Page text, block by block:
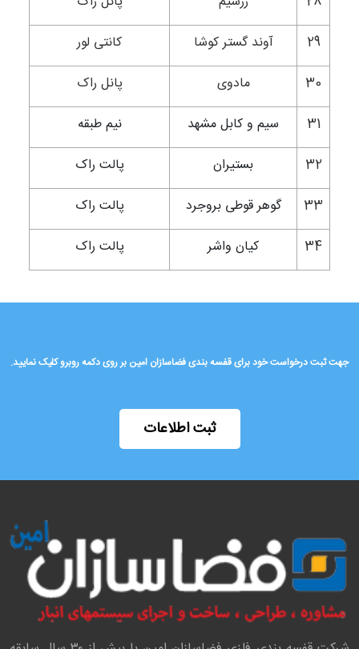
کانتی لور
آوند گستر کوشا
29
پانل راک
مادوی
30
نیم طبقه
سیم و کابل مشهد
31
پالت راک
بستیران
32
پالت راک
گوهر قوطی بروجرد
33
پالت راک
کیان واشر 34
جهت ثبت درخواست خود برای قفسه بندی فضاسازان امین بر روی دکمه روبرو کلیک نمایید.
ثبت اطلاعات